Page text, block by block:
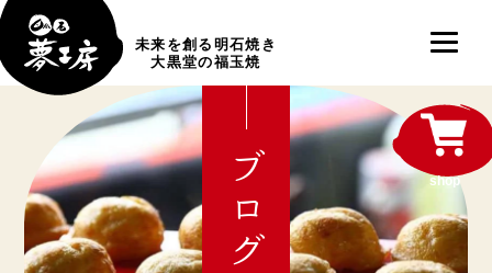
未来を創る明石焼き
大黒堂の福玉焼
ブログ shop